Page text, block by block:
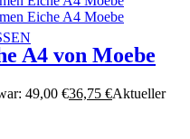
A4 von Moebe
49,00 €36,75 €Aktueller